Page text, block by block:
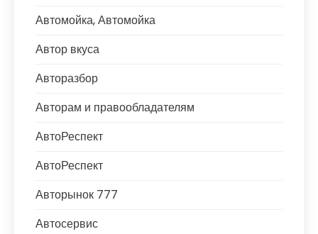
Автомойка, Автомойка
Автор вкуса
Авторазбор
Авторам и правообладателям
АвтоРеспект
АвтоРеспект
Авторынок 777
Автосервис